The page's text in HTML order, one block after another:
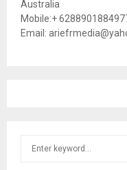
Australia
Mobile:+
Email: